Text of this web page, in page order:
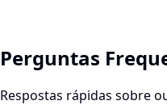
Perguntas
Respostas rápidas sobre